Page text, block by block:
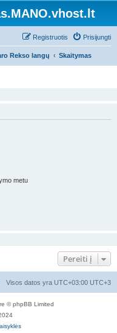
Prisijungti
Registruotis
Rekso langų Skaitymas
metu
Pereiti į
Visos datos yra UTC+03:00 UTC+3
© phpBB Limited